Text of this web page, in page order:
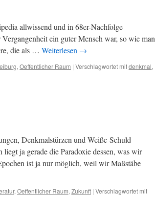
allwissend und in 68er-Nachfolge
ein guter Mensch war, so wie man
die als … Weiterlesen →
, Oeffentlicher Raum | Verschlagwortet mitdenkmal,
Denkmalstürzen und Weiße-Schuld-
ja gerade die Paradoxie dessen, was wir
ist ja nur möglich, weil wir Maßstäbe
, Oeffentlicher Raum, Zukunft | Verschlagwortet mit